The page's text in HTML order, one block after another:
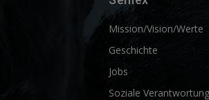
Mission/Vision/Werte
Geschichte
Jobs
Soziale Verantwortung